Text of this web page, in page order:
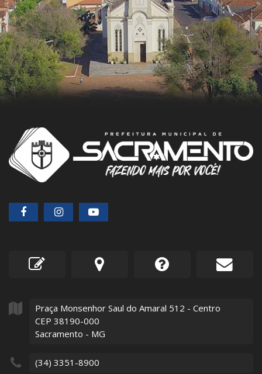
Praça Monsenhor Saul do Amaral 512 - Centro
CEP 38190-000
Sacramento - MG
(34) 3351-8900